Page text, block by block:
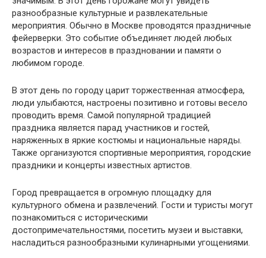
разнообразные культурные и развлекательные
мероприятия. Обычно в Москве проводятся праздничные
фейерверки. Это событие объединяет людей любых
возрастов и интересов в праздновании и памяти о
любимом городе.
В этот день по городу царит торжественная атмосфера,
люди улыбаются, настроены позитивно и готовы весело
проводить время. Самой популярной традицией
праздника является парад участников и гостей,
наряженных в яркие костюмы и национальные наряды.
Также организуются спортивные мероприятия, городские
праздники и концерты известных артистов.
Город превращается в огромную площадку для
культурного обмена и развлечений. Гости и туристы могут
познакомиться с историческими
достопримечательностями, посетить музеи и выставки,
насладиться разнообразными кулинарными угощениями.